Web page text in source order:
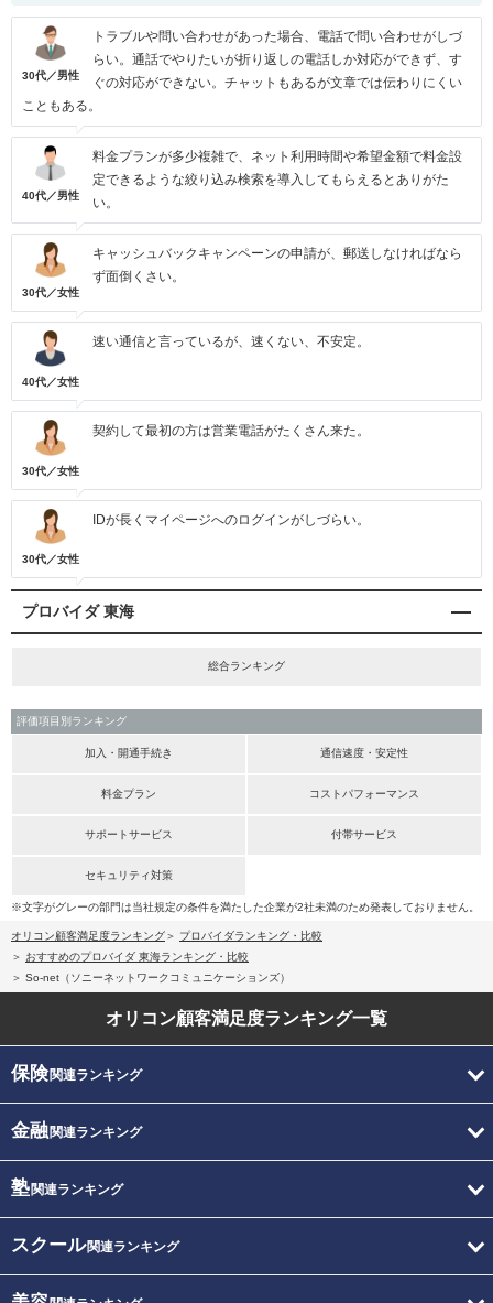
30代／男性
トラブルや問い合わせがあった場合、電話で問い合わせがしづ
らい。通話でやりたいが折り返しの電話しか対応ができず、す
ぐの対応ができない。チャットもあるが文章では伝わりにくい
こともある。
40代／男性
料金プランが多少複雑で、ネット利用時間や希望金額で料金設
定できるような絞り込み検索を導入してもらえるとありがた
い。
30代／女性
キャッシュバックキャンペーンの申請が、郵送しなければなら
ず面倒くさい。
40代／女性
速い通信と言っているが、速くない、不安定。
30代／女性
契約して最初の方は営業電話がたくさん来た。
30代／女性
IDが長くマイページへのログインがしづらい。
プロバイダ 東海
総合ランキング
評価項目別ランキング
加入・開通手続き 通信速度・安定性
料金プラン コストパフォーマンス
サポートサービス 付帯サービス
セキュリティ対策
※文字がグレーの部門は当社規定の条件を満たした企業が2社未満のため発表しておりません。
オリコン顧客満足度ランキング
プロバイダランキング・比較
おすすめのプロバイダ 東海ランキング・比較
So-net（ソニーネットワークコミュニケーションズ）
オリコン顧客満足度ランキング一覧
保険関連ランキング
金融関連ランキング
塾関連ランキング
スクール関連ランキング